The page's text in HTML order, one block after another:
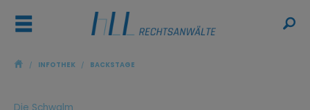
ř
ŷ / INFOTHEK / BACKSTAGE